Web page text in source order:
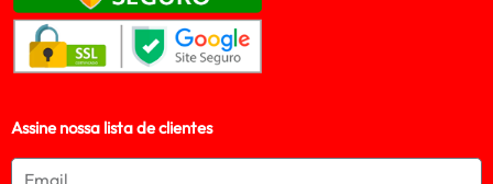
Assine nossa lista de clientes